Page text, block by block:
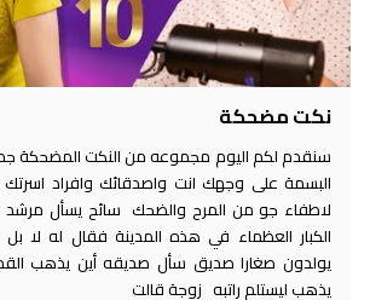
نكت مضحكة
سنقدم لكم اليوم مجموعه من النكت المضحكة
البسمة على وجهك انت واصدقائك وافراد
لاطفاء جو من المرح والضحك سائح يسأل
الكبار العظماء في هذه المدينة فقال له لا
يولدون صغارا صديق سأل صديقه أين يذهب
يذهب ليستلم راتبه زوجة قالت